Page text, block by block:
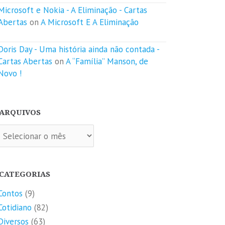
e Nokia - A Eliminação - Cartas
on A Microsoft E A Eliminação
Day - Uma história ainda não contada -
Abertas on A “Família” Manson, de
!
(9)
(82)
(63)